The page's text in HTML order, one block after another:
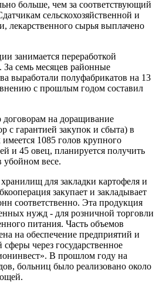
больше, чем за соответствующий
сельскохозяйственной и
лекарственного сырья выплачено
занимается переработкой
семь месяцев районные
выработали полуфабрикатов на 13
с прошлым годом составил
на доращивание
с гарантией закупок и сбыта) в
имеется 1085 голов крупного
и 45 овец, планируется получить
убойном весе.
для закладки картофеля и
закупает и закладывает
соответственно. Эта продукция
нужд - для розничной торговли
питания. Часть объемов
на обеспечение предприятий и
через государственное
В прошлом году на
больниц было реализовано около